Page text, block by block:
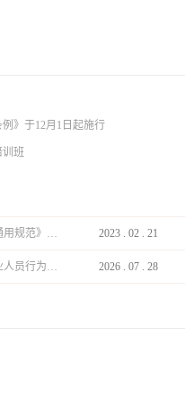
》于12月1日起施行
班
益宣贯的通知 2023 . 02 . 21
版）》宣贯活动的通知 2026 . 07 . 28